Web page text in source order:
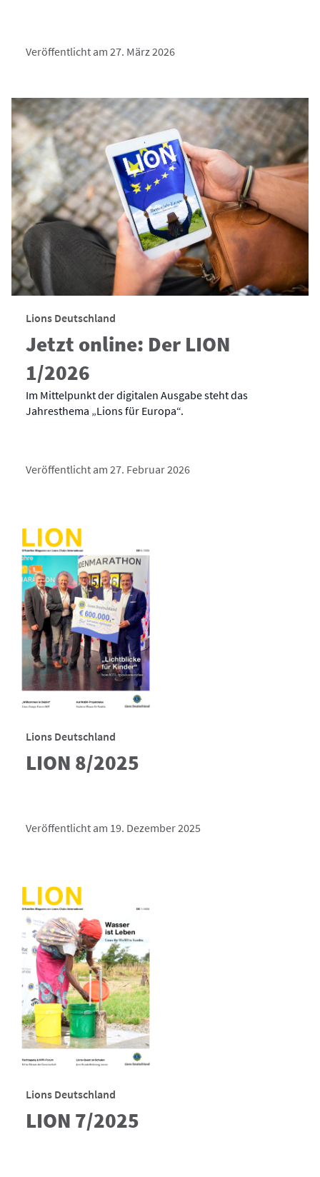
Veröffentlicht am 27. März 2026
Lions Deutschland
Jetzt online: Der LION
1/2026
Im Mittelpunkt der digitalen Ausgabe steht das
Jahresthema „Lions für Europa“.
Veröffentlicht am 27. Februar 2026
Lions Deutschland
LION 8/2025
Veröffentlicht am 19. Dezember 2025
Lions Deutschland
LION 7/2025